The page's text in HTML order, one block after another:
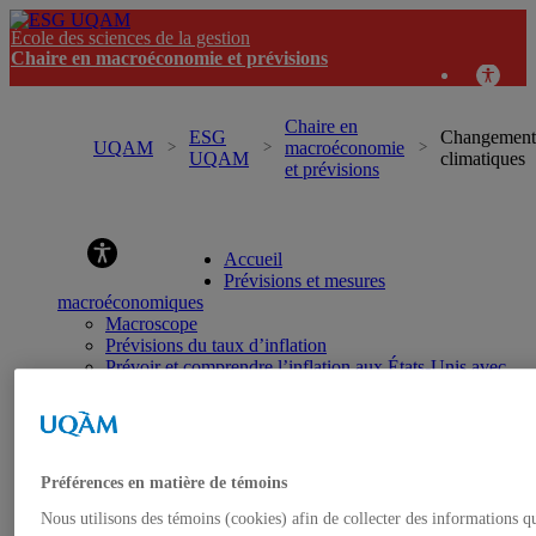
École des sciences de la gestion
Chaire en macroéconomie et prévisions
UQAM
ESG
UQAM
Chaire en
macroéconomie
et prévisions
climatiques
Accueil
Prévisions et mesures
macroéconomiques
Macroscope
Prévisions du taux d’inflation
Prévoir et comprendre l’inflation aux États-Unis avec
Prévisions de récession
Marché du travail
Taux de chômage naturel
Préférences en matière de témoins
Nous utilisons des témoins (cookies) afin de collecter des informations